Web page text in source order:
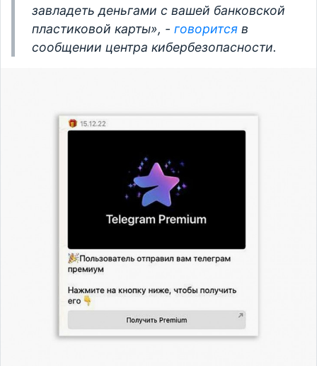
завладеть деньгами с вашей банковской
пластиковой карты», - говорится в
сообщении центра кибербезопасности.